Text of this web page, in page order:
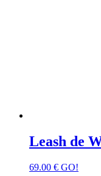
Leash de
69.00 € GO!